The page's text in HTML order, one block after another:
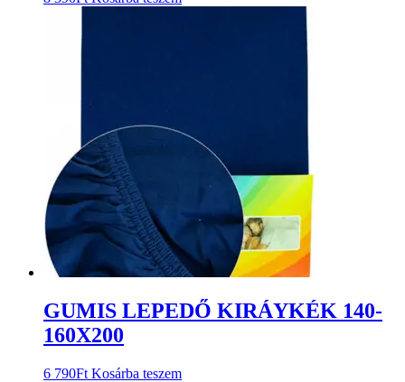
GUMIS LEPEDŐ KIRÁYKÉK 140-
160X200
6 790Ft Kosárba teszem